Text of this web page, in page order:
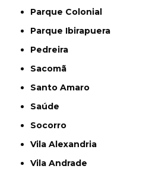
Parque Colonial
Parque Ibirapuera
Pedreira
Sacomã
Santo Amaro
Saúde
Socorro
Vila Alexandria
Vila Andrade